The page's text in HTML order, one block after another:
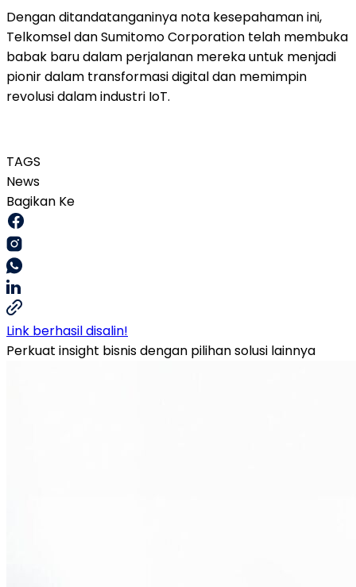
Dengan ditandatanganinya nota kesepahaman ini,
Telkomsel dan Sumitomo Corporation telah membuka
babak baru dalam perjalanan mereka untuk menjadi
pionir dalam transformasi digital dan memimpin
revolusi dalam industri IoT.
TAGS
News
Bagikan Ke
Link berhasil disalin!
Perkuat insight bisnis dengan pilihan solusi lainnya